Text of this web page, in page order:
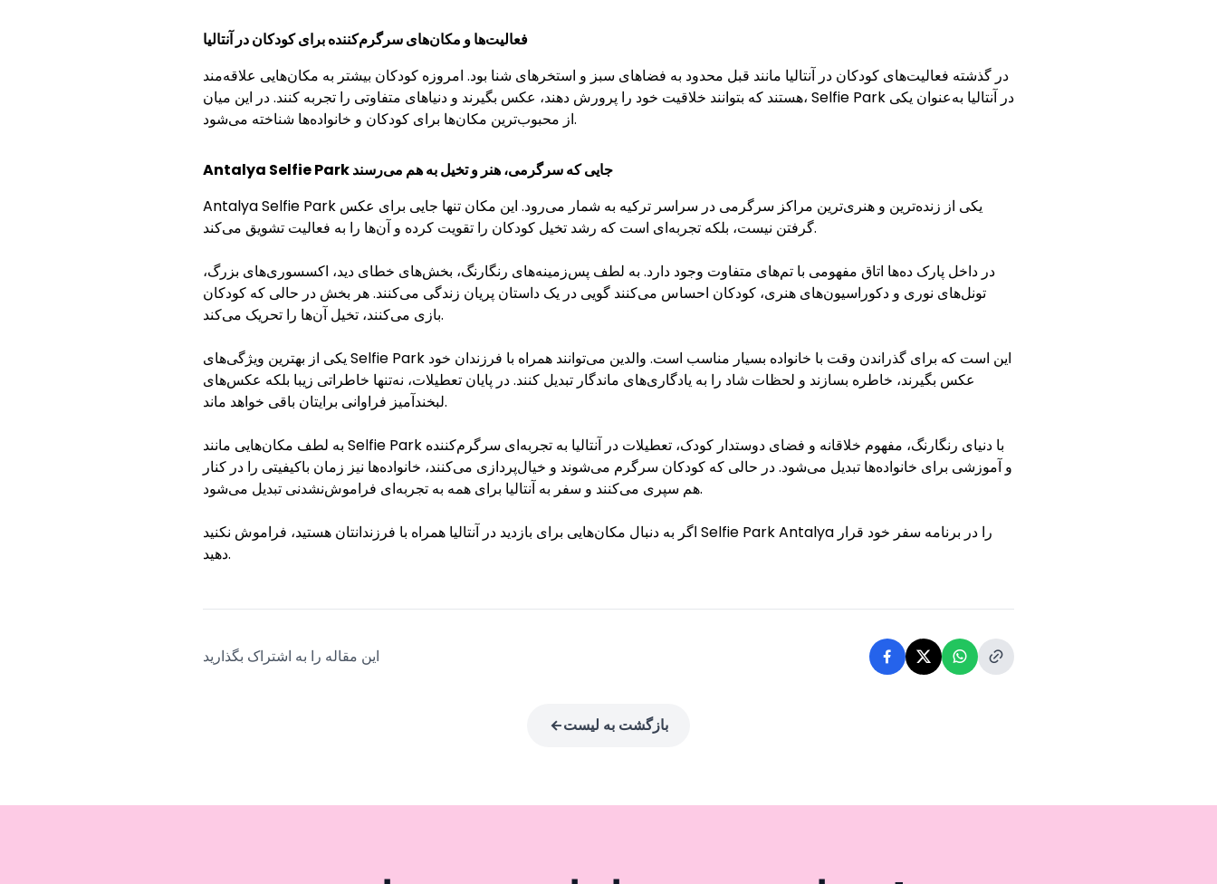
فعالیت‌ها و مکان‌های سرگرم‌کننده برای کودکان در آنتالیا
در گذشته فعالیت‌های کودکان در آنتالیا مانند قبل محدود به فضاهای سبز و استخرهای شنا بود. امروزه کودکان بیشتر به مکان‌هایی علاقه‌مند
هستند که بتوانند خلاقیت خود را پرورش دهند، عکس بگیرند و دنیاهای متفاوتی را تجربه کنند. در این میان، Selfie Park در آنتالیا به‌عنوان یکی
از محبوب‌ترین مکان‌ها برای کودکان و خانواده‌ها شناخته می‌شود.
Antalya Selfie Park جایی که سرگرمی، هنر و تخیل به هم می‌رسند
Antalya Selfie Park یکی از زنده‌ترین و هنری‌ترین مراکز سرگرمی در سراسر ترکیه به شمار می‌رود. این مکان تنها جایی برای عکس
گرفتن نیست، بلکه تجربه‌ای است که رشد تخیل کودکان را تقویت کرده و آن‌ها را به فعالیت تشویق می‌کند.
در داخل پارک ده‌ها اتاق مفهومی با تم‌های متفاوت وجود دارد. به لطف پس‌زمینه‌های رنگارنگ، بخش‌های خطای دید، اکسسوری‌های بزرگ،
تونل‌های نوری و دکوراسیون‌های هنری، کودکان احساس می‌کنند گویی در یک داستان پریان زندگی می‌کنند. هر بخش در حالی که کودکان
بازی می‌کنند، تخیل آن‌ها را تحریک می‌کند.
یکی از بهترین ویژگی‌های Selfie Park این است که برای گذراندن وقت با خانواده بسیار مناسب است. والدین می‌توانند همراه با فرزندان خود
عکس بگیرند، خاطره بسازند و لحظات شاد را به یادگاری‌های ماندگار تبدیل کنند. در پایان تعطیلات، نه‌تنها خاطراتی زیبا بلکه عکس‌های
لبخندآمیز فراوانی برایتان باقی خواهد ماند.
به لطف مکان‌هایی مانند Selfie Park با دنیای رنگارنگ، مفهوم خلاقانه و فضای دوستدار کودک، تعطیلات در آنتالیا به تجربه‌ای سرگرم‌کننده
و آموزشی برای خانواده‌ها تبدیل می‌شود. در حالی که کودکان سرگرم می‌شوند و خیال‌پردازی می‌کنند، خانواده‌ها نیز زمان باکیفیتی را در کنار
هم سپری می‌کنند و سفر به آنتالیا برای همه به تجربه‌ای فراموش‌نشدنی تبدیل می‌شود.
اگر به دنبال مکان‌هایی برای بازدید در آنتالیا همراه با فرزندانتان هستید، فراموش نکنید Selfie Park Antalya را در برنامه سفر خود قرار
دهید.
این مقاله را به اشتراک بگذارید
بازگشت به لیست